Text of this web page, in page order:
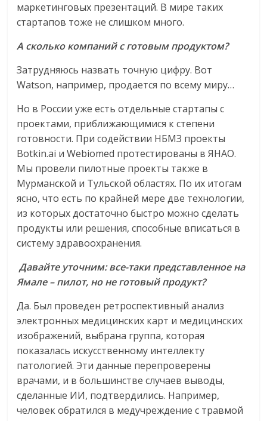
маркетинговых презентаций. В мире таких
стартапов тоже не слишком много.
А сколько компаний с готовым продуктом?
Затрудняюсь назвать точную цифру. Вот
Watson, например, продается по всему миру…
Но в России уже есть отдельные стартапы с
проектами, приближающимися к степени
готовности. При содействии НБМЗ проекты
Botkin.ai и Webiomed протестированы в ЯНАО.
Мы провели пилотные проекты также в
Мурманской и Тульской областях. По их итогам
ясно, что есть по крайней мере две технологии,
из которых достаточно быстро можно сделать
продукты или решения, способные вписаться в
систему здравоохранения.
Давайте уточним: все-таки представленное на
Ямале – пилот, но не готовый продукт?
Да. Был проведен ретроспективный анализ
электронных медицинских карт и медицинских
изображений, выбрана группа, которая
показалась искусственному интеллекту
патологией. Эти данные перепроверены
врачами, и в большинстве случаев выводы,
сделанные ИИ, подтвердились. Например,
человек обратился в медучреждение с травмой